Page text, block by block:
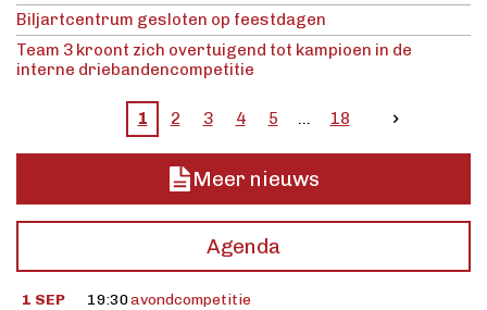
Biljartcentrum gesloten op feestdagen
Team 3 kroont zich overtuigend tot kampioen in de
interne driebandencompetitie
1 2 3 4 5 18
Meer nieuws
Agenda
1 SEP 19:30avondcompetitie